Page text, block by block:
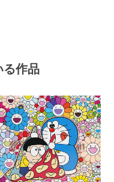
る作品